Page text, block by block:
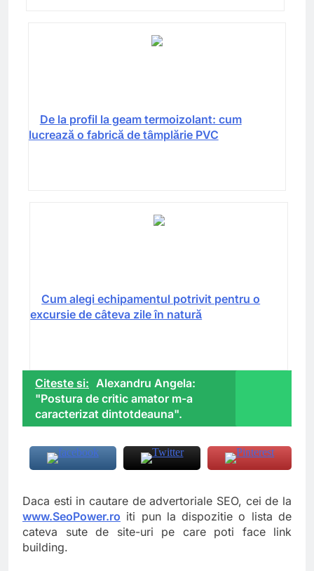
De la profil la geam termoizolant: cum
lucrează o fabrică de tâmplărie PVC
Cum alegi echipamentul potrivit pentru o
excursie de câteva zile în natură
Citeste si: Alexandru Angela:
"Postura de critic amator m-a
caracterizat dintotdeauna".
Daca esti in cautare de advertoriale SEO, cei de la
www.SeoPower.ro iti pun la dispozitie o lista de
cateva sute de site-uri pe care poti face link
building.